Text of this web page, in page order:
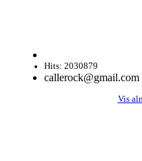
Hits: 2030879
callerock@gmail.com
Vis